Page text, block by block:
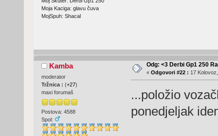
Moja Kaciga: glavu čuva
MojSpuh: Shacal
Kamba
moderator
Tržnica : (+27)
maxi forumaš
Postova: 4588
Spol:
Odg: <3 Derbi Gp1 250
« Odgovori #22 : 17
...položio
ponedjeljak